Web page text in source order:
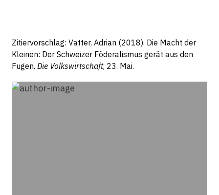
Zitiervorschlag: Vatter, Adrian (2018). Die Macht der
Kleinen: Der Schweizer Föderalismus gerät aus den
Fugen. Die Volkswirtschaft, 23. Mai.